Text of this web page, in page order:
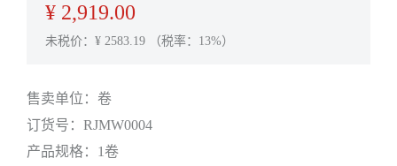
¥ 2,919.00
未税价：¥ 2583.19 （税率：13%）
售卖单位： 卷
订货号： RJMW0004
产品规格： 1卷